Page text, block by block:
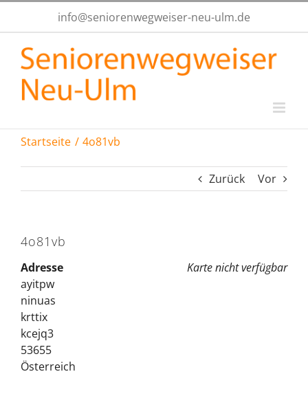
info@seniorenwegweiser-neu-ulm.de
Startseite 4o81vb
Zurück Vor
4o81vb
Karte nicht verfügbar
Adresse
ayitpw
ninuas
krttix
kcejq3
53655
Österreich